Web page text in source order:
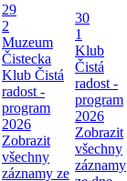
29
2
Muzeum
Čistecka
Klub Čistá
radost -
program
2026
Zobrazit
všechny
záznamy ze
30
1
Klub
Čistá
radost -
program
2026
Zobrazit
všechny
záznamy